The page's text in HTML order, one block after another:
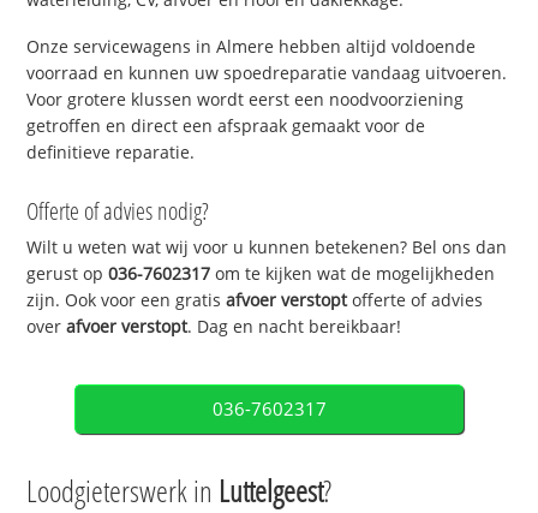
Onze servicewagens in Almere hebben altijd voldoende
voorraad en kunnen uw spoedreparatie vandaag uitvoeren.
Voor grotere klussen wordt eerst een noodvoorziening
getroffen en direct een afspraak gemaakt voor de
definitieve reparatie.
Offerte of advies nodig?
Wilt u weten wat wij voor u kunnen betekenen? Bel ons dan
gerust op036-7602317 om te kijken wat de mogelijkheden
zijn. Ook voor een gratisafvoer verstoptofferte of advies
overafvoer verstopt. Dag en nacht bereikbaar!
036-7602317
Loodgieterswerk in Luttelgeest?